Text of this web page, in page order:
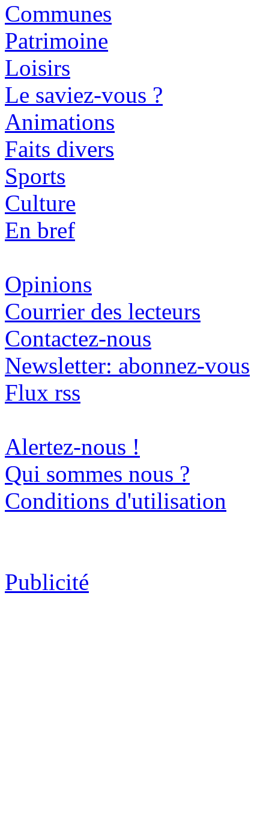
Communes
Patrimoine
Loisirs
Le saviez-vous ?
Animations
Faits divers
Sports
Culture
En bref
Opinions
Courrier des lecteurs
Contactez-nous
Newsletter: abonnez-vous
Flux rss
Alertez-nous !
Qui sommes nous ?
Conditions d'utilisation
Publicité